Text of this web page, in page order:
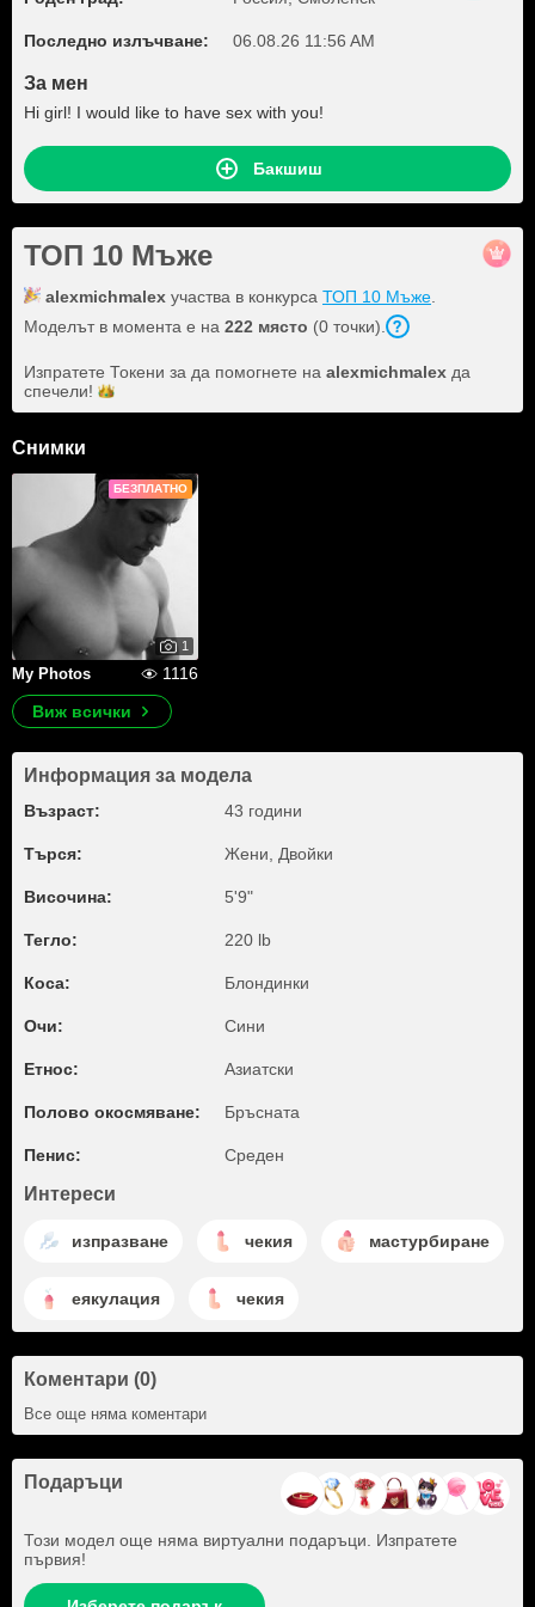
Последно излъчване: 06.08.26 11:56 AM
За мен
Hi girl! I would like to have sex with you!
Бакшиш
ТОП 10 Мъже
alexmichmalex участва в конкурса ТОП 10 Мъже
Моделът в момента е на 222 място (0 точки).
Изпратете Токени за да помогнете на alexmichmalex да
спечели!
Снимки
БЕЗПЛАТНО
1
My Photos
1116
Виж всички
Информация за модела
Възраст: 43 години
Търся: Жени, Двойки
Височина: 5'9"
Тегло: 220 lb
Коса: Блондинки
Очи: Сини
Етнос: Азиатски
Полово окосмяване: Бръсната
Пенис: Среден
Интереси
изпразване чекия мастурбиране
еякулация чекия
Коментари (0)
Все още няма коментари
Подаръци
Този модел още няма виртуални подаръци. Изпратете
първия!